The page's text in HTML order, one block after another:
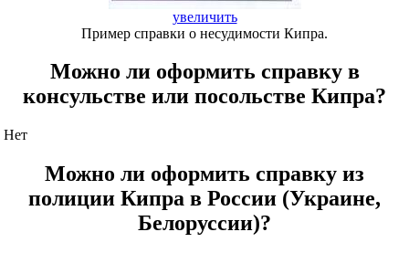
увеличить
Пример справки о несудимости Кипра.
Можно ли оформить справку в
консульстве или посольстве Кипра?
Нет
Можно ли оформить справку из
полиции Кипра в России (Украине,
Белоруссии)?